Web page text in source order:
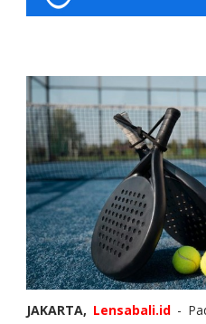
JAKARTA, Lensabali.id -